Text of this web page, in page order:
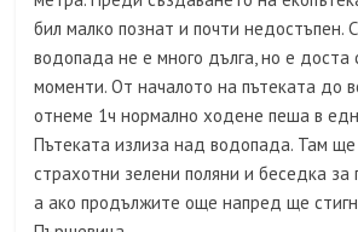
бил малко познат и почти недостъпен.
водопада не е много дълга, но е доста
моменти. От началото на пътеката до
отнеме 1ч нормално ходене пеша в
Пътеката излиза над водопада. Там
страхотни зелени поляни и беседка за
а ако продължите още напред ще